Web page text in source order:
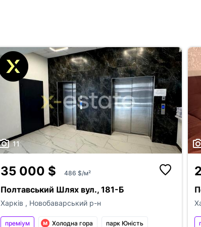
11
35 000 $ 486 $/м²
Полтавський Шлях вул., 181-Б
Харків , Новобаварський р-н
преміум Холодна гора парк Юність
Поскаржитись
телефон
+38
причина
Оголошення неактуальне
Неправильні фото
Неправильне відео
Якщо на
ви
ким із